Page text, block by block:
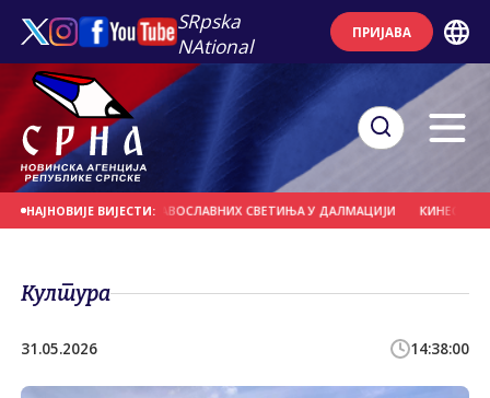
SRpska
NAtional
ПРИЈАВА
НАЈНОВИЈЕ ВИЈЕСТИ:
КРЕНУЛИ ДО ПРАВОСЛАВНИХ СВЕТИЊА У ДАЛМАЦИЈИ КИНЕСКА
Култура
31.05.2026 14:38:00